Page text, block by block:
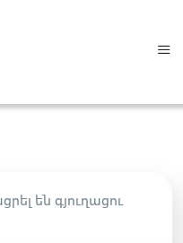
են գյուղացու